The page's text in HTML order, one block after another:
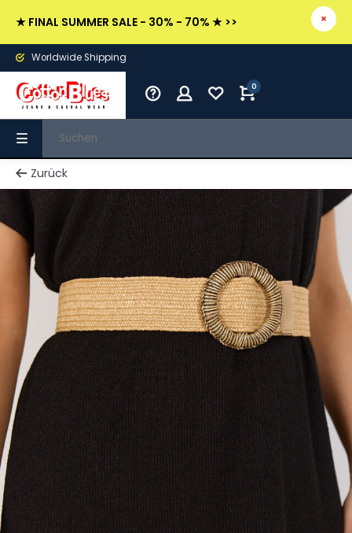
★ FINAL SUMMER SALE - 30% - 70% ★ >>
Worldwide Shipping
0
Zurück